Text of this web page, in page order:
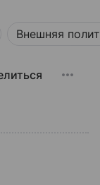
Внешняя